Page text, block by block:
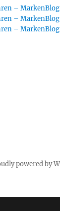
– MarkenBlog
– MarkenBlog
– MarkenBlog
powered by